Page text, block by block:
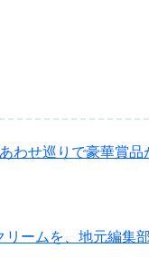
わせ巡りで豪華賞品
リームを、地元編集